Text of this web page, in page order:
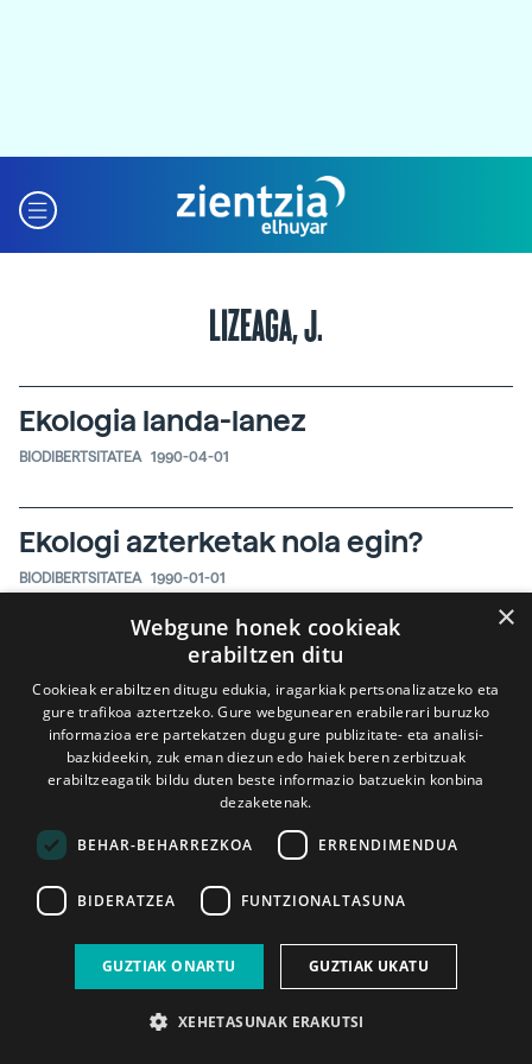
LIZEAGA, J.
Ekologia landa-lanez
BIODIBERTSITATEA 1990-04-01
Ekologi azterketak nola egin?
BIODIBERTSITATEA 1990-01-01
BIODIBERTSITATEA 1989-10-01
×
Webgune honek cookieak
erabiltzen ditu
Cookieak erabiltzen ditugu edukia, iragarkiak pertsonalizatzeko eta
gure trafikoa aztertzeko. Gure webgunearen erabilerari buruzko
informazioa ere partekatzen dugu gure publizitate- eta analisi-
bazkideekin, zuk eman diezun edo haiek beren zerbitzuak
erabiltzeagatik bildu duten beste informazio batzuekin konbina
dezaketenak.
BEHAR-BEHARREZKOA ERRENDIMENDUA
BIDERATZEA FUNTZIONALTASUNA
GUZTIAK ONARTU GUZTIAK UKATU
XEHETASUNAK ERAKUTSI